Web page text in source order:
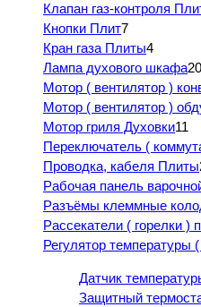
Клапан газ-контроля
Кнопки Плит7
Кран газа Плиты4
Лампа духового шкафа20
Мотор ( вентилятор )
Мотор ( вентилятор )
Мотор гриля Духовки11
Переключатель (
Проводка, кабеля Плиты
Рабочая панель
Разъёмы клеммные
Рассекатели ( горелки )
Регулятор температуры
Датчик
Защитный